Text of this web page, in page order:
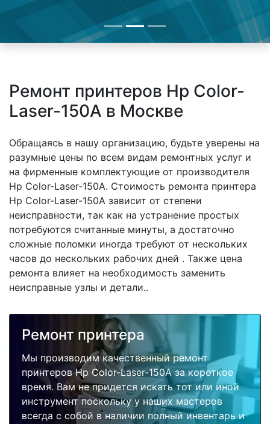
Ремонт принтеров Hp Color-
Laser-150A в Москве
Обращаясь в нашу организацию, будьте уверены на
разумные цены по всем видам ремонтных услуг и
на фирменные комплектующие от производителя
Hp Color-Laser-150A. Стоимость ремонта принтера
Hp Color-Laser-150A зависит от степени
неисправности, так как на устранение простых
потребуются считанные минуты, а достаточно
сложные поломки иногда требуют от нескольких
часов до нескольких рабочих дней . Также цена
ремонта влияет на необходимость заменить
неисправные узлы и детали..
Ремонт принтера
Мы производим качественный ремонт
принтеров Hp Color-Laser-150A за короткое
время. Вам не придется искать тот или иной
инструмент поскольку у наших мастеров
всегда с собой в наличии полный инвентарь и